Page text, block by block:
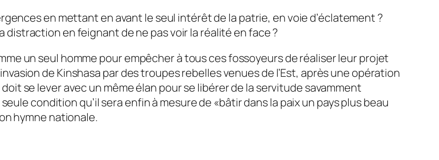
en mettant en avant le seul intérêt de la patrie, en voie d’éclatement ?
en feignant de ne pas voir la réalité en face ?
un seul homme pour empêcher à tous ces fossoyeurs de réaliser leur projet
de Kinshasa par des troupes rebelles venues de l’Est, après une opération
se lever avec un même élan pour se libérer de la servitude savamment
condition qu’il sera enfin à mesure de «bâtir dans la paix un pays plus beau
hymne nationale.